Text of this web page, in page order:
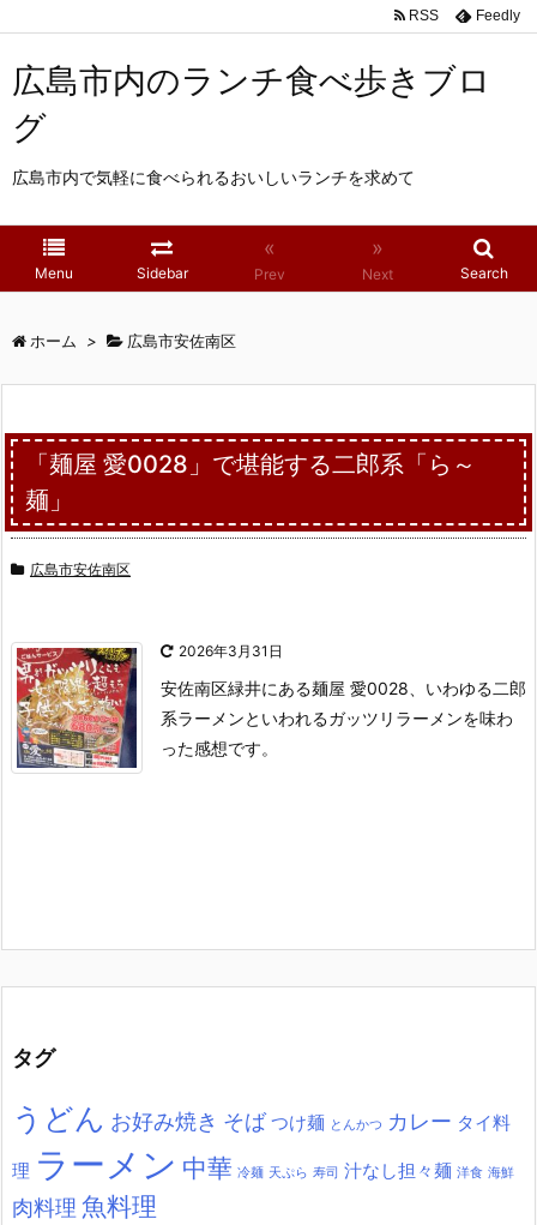
広島市内のランチ食べ歩きブロ
グ
広島市内で気軽に食べられるおいしいランチを求めて
Menu Sidebar
«
Prev
»
Next Search
RSS Feedly
ホーム > 広島市安佐南区
「麺屋 愛0028」で堪能する二郎系「ら～
麺」
広島市安佐南区
2026年3月31日
安佐南区緑井にある麺屋 愛0028、いわゆる二郎
系ラーメンといわれるガッツリラーメンを味わ
った感想です。
タグ
うどん お好み焼き そば つけ麺 とんかつ カレー タイ料
理 ラーメン 中華 冷麺 天ぷら 寿司 汁なし担々麺 洋食 海鮮
肉料理 魚料理